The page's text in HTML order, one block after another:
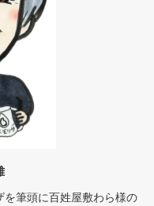
を筆頭に百姓屋敷わら様の